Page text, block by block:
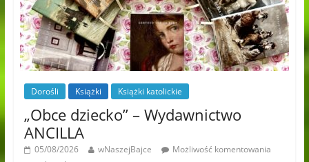
Dorośli Książki Książki katolickie
„Obce dziecko” – Wydawnictwo
ANCILLA
05/08/2026 wNaszejBajce
Możliwość komentowania